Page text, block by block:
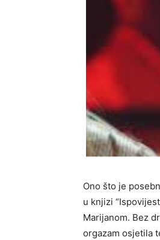
Ono što je
u knjizi
Marijanom. Bez
orgazam osjetila